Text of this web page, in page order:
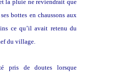
la pluie ne reviendrait que
bottes en chaussons aux
ce qu’il avait retenu du
du village.
pris de doutes lorsque